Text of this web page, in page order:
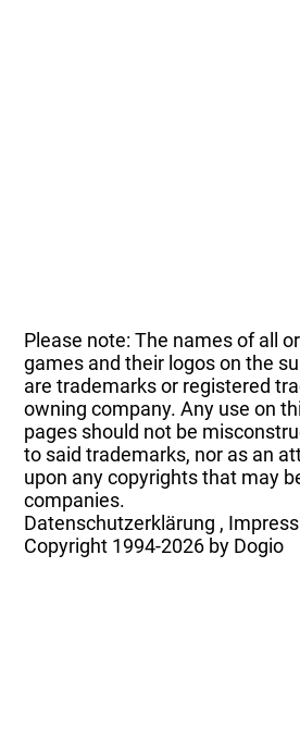
Please note: The names of all
games and their logos on the
are trademarks or registered
owning company. Any use on
pages should not be
to said trademarks, nor as an
upon any copyrights that may
companies.
Datenschutzerklärung ,
Copyright 1994-2026 by Dogio